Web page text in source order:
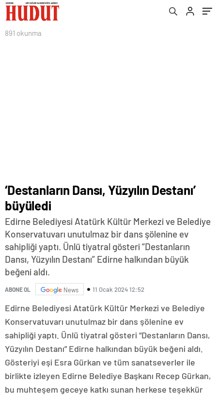
891 okunma
‘Destanların Dansı, Yüzyılın Destanı’
büyüledi
Edirne Belediyesi Atatürk Kültür Merkezi ve Belediye
Konservatuvarı unutulmaz bir dans şölenine ev
sahipliği yaptı. Ünlü tiyatral gösteri “Destanların
Dansı, Yüzyılın Destanı” Edirne halkından büyük
beğeni aldı.
ABONE OL News 11 Ocak 2024 12:52
Edirne Belediyesi Atatürk Kültür Merkezi ve Belediye
Konservatuvarı unutulmaz bir dans şölenine ev
sahipliği yaptı. Ünlü tiyatral gösteri “Destanların Dansı,
Yüzyılın Destanı” Edirne halkından büyük beğeni aldı.
Gösteriyi eşi Esra Gürkan ve tüm sanatseverler ile
birlikte izleyen Edirne Belediye Başkanı Recep Gürkan,
bu muhteşem geceye katkı sunan herkese teşekkür